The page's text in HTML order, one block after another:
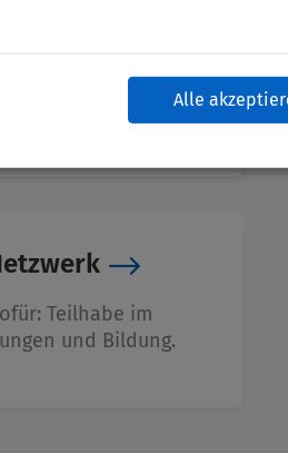
Alle
Teilhabe im
und Bildung.